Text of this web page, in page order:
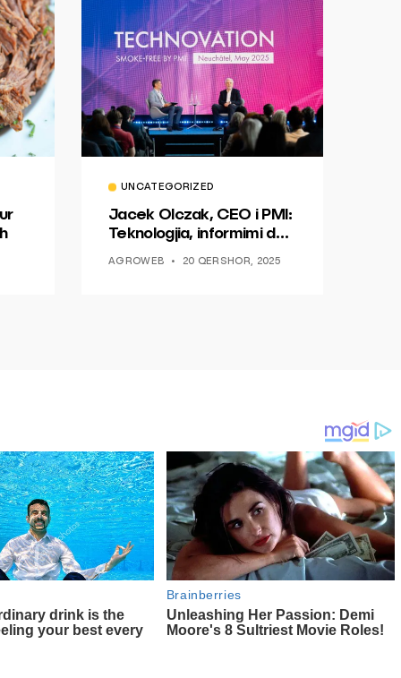
UNCATEGORIZED
Jacek Olczak, CEO i PMI:
Teknologjia, informimi dhe
AGROWEB 20 QERSHOR, 2025